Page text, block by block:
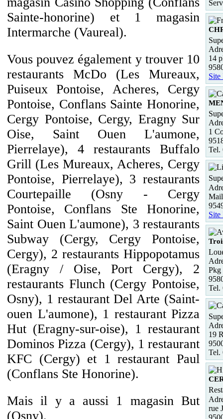
Sainte-honorine) et 1 magasin
Intermarche (Vaureal).
Vous pouvez également y trouver 10
restaurants McDo (Les Mureaux,
Puiseux Pontoise, Acheres, Cergy
Pontoise, Conflans Sainte Honorine,
Cergy Pontoise, Cergy, Eragny Sur
Oise, Saint Ouen L'aumone,
Pierrelaye), 4 restaurants Buffalo
Grill (Les Mureaux, Acheres, Cergy
Pontoise, Pierrelaye), 3 restaurants
Courtepaille (Osny - Cergy
Pontoise, Conflans Ste Honorine,
Saint Ouen L'aumone), 3 restaurants
Subway (Cergy, Cergy Pontoise,
Cergy), 2 restaurants Hippopotamus
(Eragny / Oise, Port Cergy), 2
restaurants Flunch (Cergy Pontoise,
Osny), 1 restaurant Del Arte (Saint-
ouen L'aumone), 1 restaurant Pizza
Hut (Eragny-sur-oise), 1 restaurant
Dominos Pizza (Cergy), 1 restaurant
KFC (Cergy) et 1 restaurant Paul
(Conflans Ste Honorine).
Mais il y a aussi 1 magasin But
(Osny).
14
Site
1
Tel.
Mail
Site
Pkg
Tel.
19
Tel.
rue